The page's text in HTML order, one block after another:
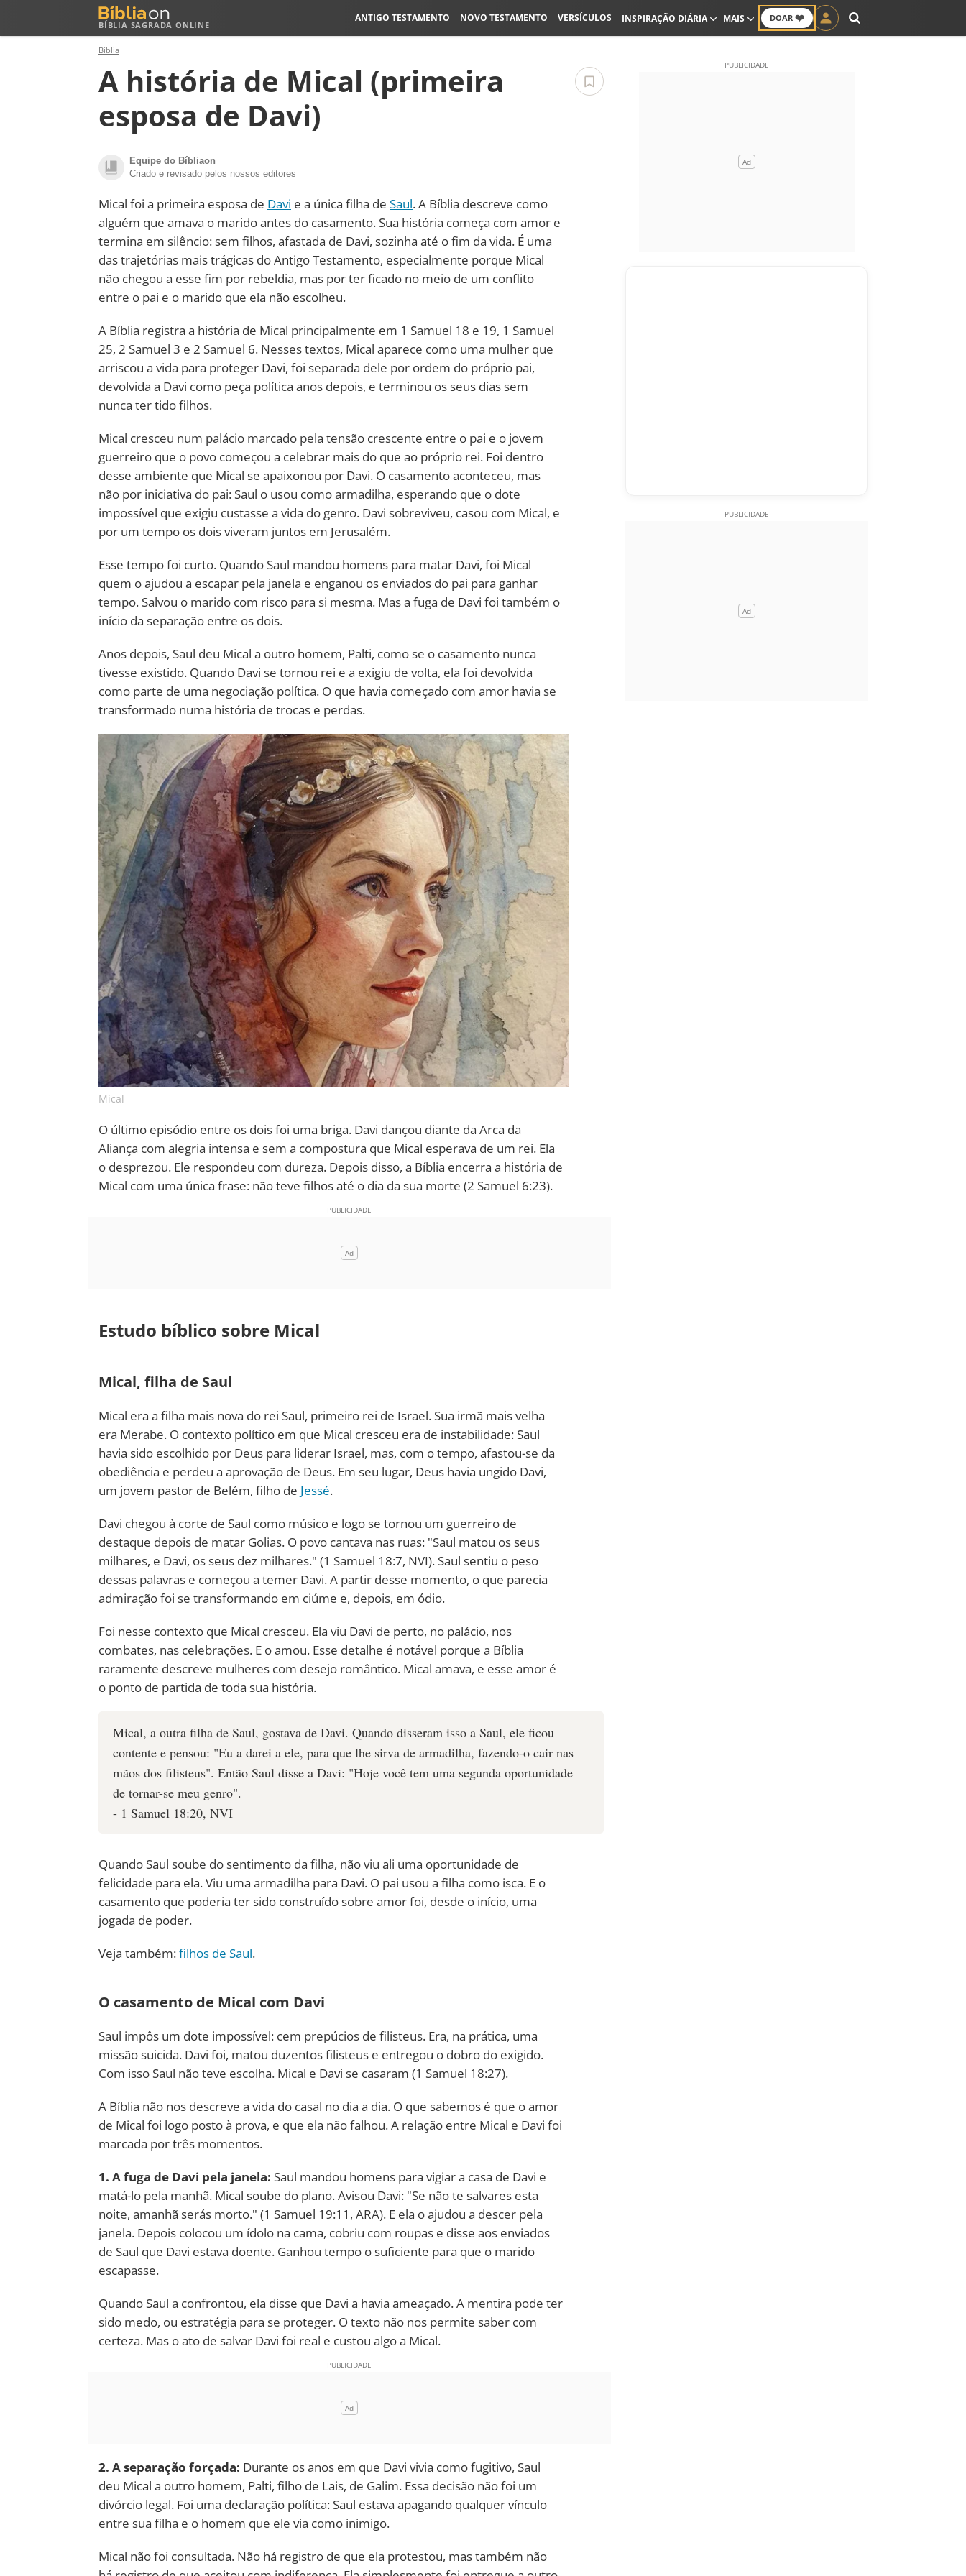
BÍBLIA SAGRADA ONLINE
DOAR ❤️
ANTIGO TESTAMENTO NOVO TESTAMENTO VERSÍCULOS INSPIRAÇÃO DIÁRIA MAIS
Bíblia
A história de Mical (primeira
esposa de Davi)
Equipe do Bíbliaon
Criado e revisado pelos nossos editores
Mical foi a primeira esposa de Davi e a única filha de Saul. A Bíblia descreve como
alguém que amava o marido antes do casamento. Sua história começa com amor e
termina em silêncio: sem filhos, afastada de Davi, sozinha até o fim da vida. É uma
das trajetórias mais trágicas do Antigo Testamento, especialmente porque Mical
não chegou a esse fim por rebeldia, mas por ter ficado no meio de um conflito
entre o pai e o marido que ela não escolheu.
A Bíblia registra a história de Mical principalmente em 1 Samuel 18 e 19, 1 Samuel
25, 2 Samuel 3 e 2 Samuel 6. Nesses textos, Mical aparece como uma mulher que
arriscou a vida para proteger Davi, foi separada dele por ordem do próprio pai,
devolvida a Davi como peça política anos depois, e terminou os seus dias sem
nunca ter tido filhos.
Mical cresceu num palácio marcado pela tensão crescente entre o pai e o jovem
guerreiro que o povo começou a celebrar mais do que ao próprio rei. Foi dentro
desse ambiente que Mical se apaixonou por Davi. O casamento aconteceu, mas
não por iniciativa do pai: Saul o usou como armadilha, esperando que o dote
impossível que exigiu custasse a vida do genro. Davi sobreviveu, casou com Mical, e
por um tempo os dois viveram juntos em Jerusalém.
Esse tempo foi curto. Quando Saul mandou homens para matar Davi, foi Mical
quem o ajudou a escapar pela janela e enganou os enviados do pai para ganhar
tempo. Salvou o marido com risco para si mesma. Mas a fuga de Davi foi também o
início da separação entre os dois.
Anos depois, Saul deu Mical a outro homem, Palti, como se o casamento nunca
tivesse existido. Quando Davi se tornou rei e a exigiu de volta, ela foi devolvida
como parte de uma negociação política. O que havia começado com amor havia se
transformado numa história de trocas e perdas.
Mical
O último episódio entre os dois foi uma briga. Davi dançou diante da Arca da
Aliança com alegria intensa e sem a compostura que Mical esperava de um rei. Ela
o desprezou. Ele respondeu com dureza. Depois disso, a Bíblia encerra a história de
Mical com uma única frase: não teve filhos até o dia da sua morte (2 Samuel 6:23).
Estudo bíblico sobre Mical
Mical, filha de Saul
Mical era a filha mais nova do rei Saul, primeiro rei de Israel. Sua irmã mais velha
era Merabe. O contexto político em que Mical cresceu era de instabilidade: Saul
havia sido escolhido por Deus para liderar Israel, mas, com o tempo, afastou-se da
obediência e perdeu a aprovação de Deus. Em seu lugar, Deus havia ungido Davi,
um jovem pastor de Belém, filho de Jessé.
Davi chegou à corte de Saul como músico e logo se tornou um guerreiro de
destaque depois de matar Golias. O povo cantava nas ruas: "Saul matou os seus
milhares, e Davi, os seus dez milhares." (1 Samuel 18:7, NVI). Saul sentiu o peso
dessas palavras e começou a temer Davi. A partir desse momento, o que parecia
admiração foi se transformando em ciúme e, depois, em ódio.
Foi nesse contexto que Mical cresceu. Ela viu Davi de perto, no palácio, nos
combates, nas celebrações. E o amou. Esse detalhe é notável porque a Bíblia
raramente descreve mulheres com desejo romântico. Mical amava, e esse amor é
o ponto de partida de toda sua história.
Mical, a outra filha de Saul, gostava de Davi. Quando disseram isso a Saul, ele ficou
contente e pensou: "Eu a darei a ele, para que lhe sirva de armadilha, fazendo-o cair nas
mãos dos filisteus". Então Saul disse a Davi: "Hoje você tem uma segunda oportunidade
de tornar-se meu genro".
- 1 Samuel 18:20, NVI
Quando Saul soube do sentimento da filha, não viu ali uma oportunidade de
felicidade para ela. Viu uma armadilha para Davi. O pai usou a filha como isca. E o
casamento que poderia ter sido construído sobre amor foi, desde o início, uma
jogada de poder.
Veja também:filhos de Saul.
O casamento de Mical com Davi
Saul impôs um dote impossível: cem prepúcios de filisteus. Era, na prática, uma
missão suicida. Davi foi, matou duzentos filisteus e entregou o dobro do exigido.
Com isso Saul não teve escolha. Mical e Davi se casaram (1 Samuel 18:27).
A Bíblia não nos descreve a vida do casal no dia a dia. O que sabemos é que o amor
de Mical foi logo posto à prova, e que ela não falhou. A relação entre Mical e Davi foi
marcada por três momentos.
1. A fuga de Davi pela janela: Saul mandou homens para vigiar a casa de Davi e
matá-lo pela manhã. Mical soube do plano. Avisou Davi: "Se não te salvares esta
noite, amanhã serás morto." (1 Samuel 19:11, ARA). E ela o ajudou a descer pela
janela. Depois colocou um ídolo na cama, cobriu com roupas e disse aos enviados
de Saul que Davi estava doente. Ganhou tempo o suficiente para que o marido
escapasse.
Quando Saul a confrontou, ela disse que Davi a havia ameaçado. A mentira pode ter
sido medo, ou estratégia para se proteger. O texto não nos permite saber com
certeza. Mas o ato de salvar Davi foi real e custou algo a Mical.
2. A separação forçada: Durante os anos em que Davi vivia como fugitivo, Saul
deu Mical a outro homem, Palti, filho de Lais, de Galim. Essa decisão não foi um
divórcio legal. Foi uma declaração política: Saul estava apagando qualquer vínculo
entre sua filha e o homem que ele via como inimigo.
Mical não foi consultada. Não há registro de que ela protestou, mas também não